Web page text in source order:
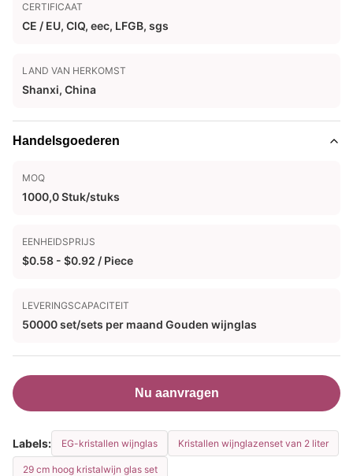
CERTIFICAAT
CE / EU, CIQ, eec, LFGB, sgs
LAND VAN HERKOMST
Shanxi, China
Handelsgoederen
MOQ
1000,0 Stuk/stuks
EENHEIDSPRIJS
$0.58 - $0.92 / Piece
LEVERINGSCAPACITEIT
50000 set/sets per maand Gouden wijnglas
Nu aanvragen
Labels: EG-kristallen wijnglas Kristallen wijnglazenset van 2 liter
29 cm hoog kristalwijn glas set